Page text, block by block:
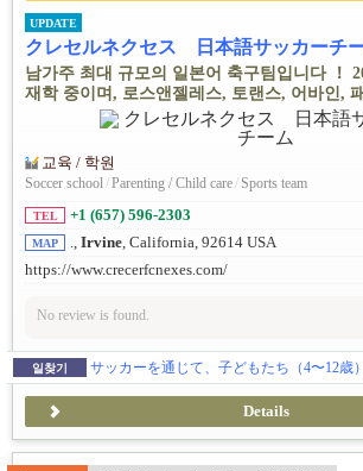
UPDATE
クレセルネクセス 日本語サッカーチ
남가주 최대 규모의 일본어 축구팀입니다 ！
재학 중이며, 로스앤젤레스, 토랜스, 어바인,
교육 / 학원
Soccer school /Parenting / Child care/ Sports team
TEL +1 (657) 596-2303
MAP Irvine , California, 92614 USA
https://www.crecerfcnexes.com/
No review is found.
일찾기
Details